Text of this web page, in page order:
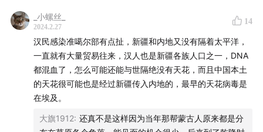
_小螺丝_
2024.2.27
14
汉民感染准噶尔部有点扯，新疆和内地又没有隔着太平洋，
一直就有大量贸易往来，汉人也是新疆各族人口之一，DNA
都混血了，怎么可能还能与世隔绝没有天花，而且中国本土
的天花很可能也是经过新疆传入内地的，最早的天花病毒是
在埃及。
大旗1912: 还真不是这样因为当年那帮蒙古人原来都是分